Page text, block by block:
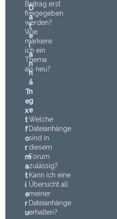
Beitrag erst
freigegeben
werden?
Wie
markiere
ich ein
Thema
als neu?
T
e
x
t
f
o
r
m
a
t
i
e
r
u
D
a
t
e
i
a
n
h
ä
n
g
e
Welche
Dateianhänge
sind in
diesem
Forum
zulässig?
Kann ich eine
Übersicht all
meiner
Dateianhänge
erhalten?